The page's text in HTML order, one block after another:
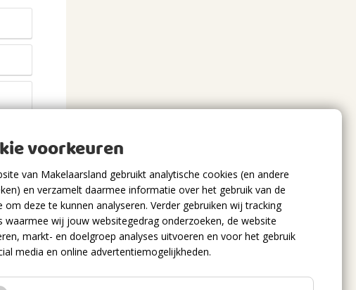
voorkeuren
van Makelaarsland gebruikt analytische cookies (en andere
en verzamelt daarmee informatie over het gebruik van de
om deze te kunnen analyseren. Verder gebruiken wij tracking
waarmee wij jouw websitegedrag onderzoeken, de website
markt- en doelgroep analyses uitvoeren en voor het gebruik
media en online advertentiemogelijkheden.